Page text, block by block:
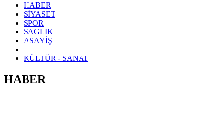
HABER
SİYASET
SPOR
SAĞLIK
ASAYİŞ
KÜLTÜR - SANAT
HABER